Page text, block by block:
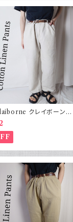
クレイボーン リ
ンパンツ ツータック